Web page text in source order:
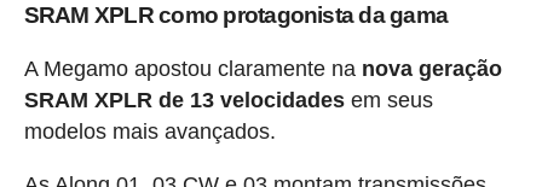
SRAM XPLR como protagonista da gama
A Megamo apostou claramente na nova geração
SRAM XPLR de 13 velocidadesem seus
modelos mais avançados.